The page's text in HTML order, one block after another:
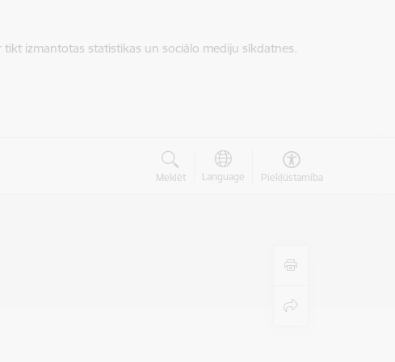
izmantotas statistikas un sociālo mediju sīkdatnes.
Meklēt Language Piekļūstamība